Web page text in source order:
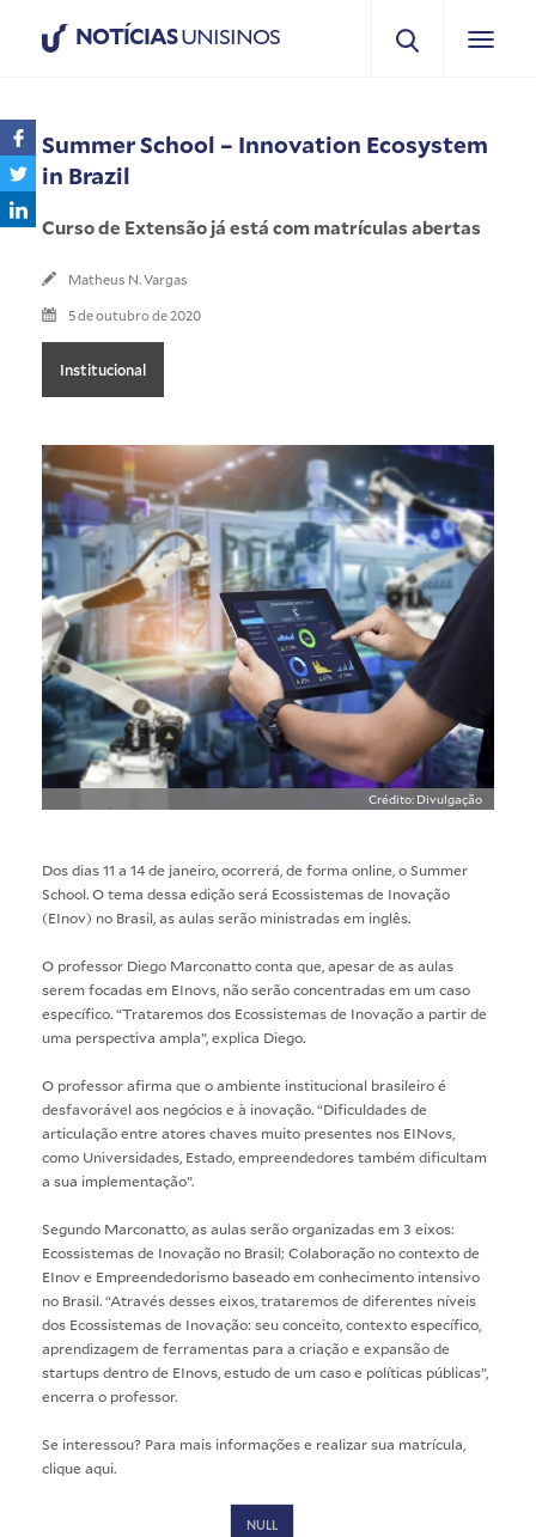
NOTÍCIASUNISINOS
Summer School – Innovation Ecosystem
in Brazil
Curso de Extensão já está com matrículas abertas
Matheus N. Vargas
5 de outubro de 2020
Institucional
Crédito: Divulgação
Dos dias 11 a 14 de janeiro, ocorrerá, de forma online, o Summer
School. O tema dessa edição será Ecossistemas de Inovação
(EInov) no Brasil, as aulas serão ministradas em inglês.
O professor Diego Marconatto conta que, apesar de as aulas
serem focadas em EInovs, não serão concentradas em um caso
específico. “Trataremos dos Ecossistemas de Inovação a partir de
uma perspectiva ampla”, explica Diego.
O professor afirma que o ambiente institucional brasileiro é
desfavorável aos negócios e à inovação. “Dificuldades de
articulação entre atores chaves muito presentes nos EINovs,
como Universidades, Estado, empreendedores também dificultam
a sua implementação”.
Segundo Marconatto, as aulas serão organizadas em 3 eixos:
Ecossistemas de Inovação no Brasil; Colaboração no contexto de
EInov e Empreendedorismo baseado em conhecimento intensivo
no Brasil. “Através desses eixos, trataremos de diferentes níveis
dos Ecossistemas de Inovação: seu conceito, contexto específico,
aprendizagem de ferramentas para a criação e expansão de
startups dentro de EInovs, estudo de um caso e políticas públicas”,
encerra o professor.
Se interessou? Para mais informações e realizar sua matrícula,
clique aqui.
NULL